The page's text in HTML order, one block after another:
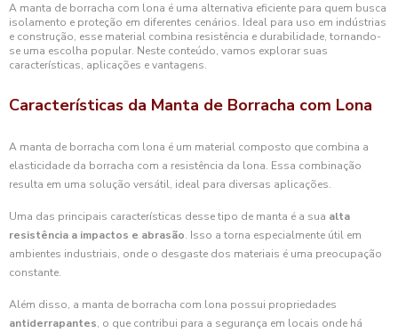
A manta de borracha com lona é uma alternativa eficiente para quem busca
isolamento e proteção em diferentes cenários. Ideal para uso em indústrias
e construção, esse material combina resistência e durabilidade, tornando-
se uma escolha popular. Neste conteúdo, vamos explorar suas
características, aplicações e vantagens.
Características da Manta de Borracha com Lona
A manta de borracha com lona é um material composto que combina a
elasticidade da borracha com a resistência da lona. Essa combinação
resulta em uma solução versátil, ideal para diversas aplicações.
Uma das principais características desse tipo de manta é a sua alta
resistência a impactos e abrasão. Isso a torna especialmente útil em
ambientes industriais, onde o desgaste dos materiais é uma preocupação
constante.
Além disso, a manta de borracha com lona possui propriedades
antiderrapantes, o que contribui para a segurança em locais onde há